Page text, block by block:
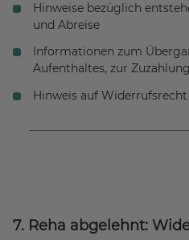
Hinweise bezüglich
und Abreise
Informationen zum
Aufenthaltes, zur Zuzahlung
Hinweis auf
7. Reha abgelehnt: